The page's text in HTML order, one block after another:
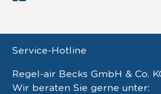
Service-Hotline
Regel-air Becks GmbH & Co.
Wir beraten Sie gerne unter: